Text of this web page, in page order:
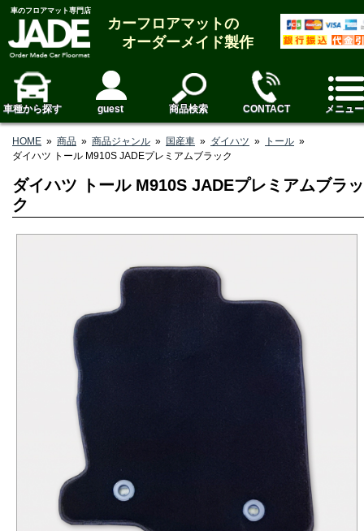
車のフロアマット専門店
カーフロアマットの
オーダーメイド製作
車種から探す guest 商品検索 CONTACT メニュー
HOME » 商品 » 商品ジャンル » 国産車 » ダイハツ » トール »
ダイハツ トール M910S JADEプレミアムブラック
ダイハツ トール M910S JADEプレミアムブラッ
ク